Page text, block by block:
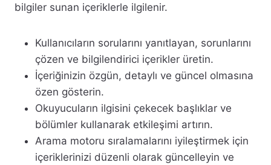
bilgiler sunan içeriklerle ilgilenir.
Kullanıcıların sorularını yanıtlayan, sorunlarını
çözen ve bilgilendirici içerikler üretin.
İçeriğinizin özgün, detaylı ve güncel olmasına
özen gösterin.
Okuyucuların ilgisini çekecek başlıklar ve
bölümler kullanarak etkileşimi artırın.
Arama motoru sıralamalarını iyileştirmek için
içeriklerinizi düzenli olarak güncelleyin ve